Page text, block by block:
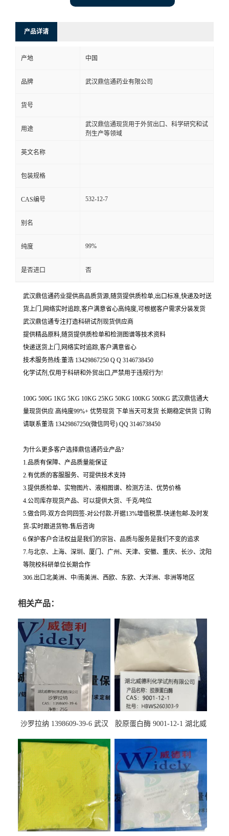
产品详请
产地 中国
品牌 武汉鼎信通药业有限公司
货号
用途
武汉鼎信通现货用于外贸出口、科学研究和试
剂生产等领域
英文名称
包装规格
CAS编号 532-12-7
别名
纯度 99%
是否进口 否
武汉鼎信通药业提供高品质货源,随货提供质检单,出口标准,快递及时送
货上门,网络实时追踪,客户满意省心高纯度,可根据客户需求分装发货
武汉鼎信通专注打造科研试剂现货供应商
提供精品原料,随货提供质检单和检测图谱等技术资料
快递送货上门,网络实时追踪,客户满意省心
技术服务热线:董浩 13429867250 Q Q 3146738450
化学试剂,仅用于科研和外贸出口,严禁用于违规行为!
100G 500G 1KG 5KG 10KG 25KG 50KG 100KG 500KG 武汉鼎信通大
量现货供应 高纯度99%+ 优势现货 下单当天可发货 长期稳定供货 订购
请联系董浩 13429867250(微信同号) QQ 3146738450
为什么更多客户选择鼎信通药业产品?
1.品质有保障、产品质量能保证
2.有优质的客服服务、可提供技术支持
3.提供质检单、实物图片、液相图谱、检测方法、优势价格
4.公司库存现货产品、可以提供大货、千克/吨位
5.做合同-双方合同回签-对公付款-开据13%增值税票-快递包邮-及时发
货-实时跟进货物-售后咨询
6.保护客户合法权益是我们的宗旨、品质与服务是我们不变的追求
7.与北京、上海、深圳、厦门、广州、天津、安徽、重庆、长沙、沈阳
等院校科研单位长期合作
306.出口北美洲、中/南美洲、西欧、东欧、大洋洲、非洲等地区
相关产品：
沙罗拉纳 1398609-39-6 武汉
胶原蛋白酶 9001-12-1 湖北威